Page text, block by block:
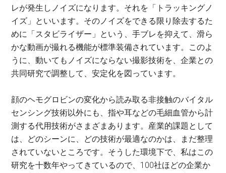
レが発生しノイズになります。それを「トラッキングノ
イズ」といいます。そのノイズをできる限り除去するた
めに「スタビライザー」という、手ブレを抑えて、滑ら
かな動画が撮れる機能が標準装備されています。このよ
うに、動いてもノイズにならない撮影技術を、企業との
共同研究で調整して、安定化を図っています。
顔のヘモグロビンの変化から読み取る非接触のバイタル
センシング技術以外にも、指や耳などの毛細血管から計
測する代用技術がさまざまあります。産業的課題として
は、どのシーンに、どの技術が最適なのかは、まだ整理
されていないところです。そうした環境下で、私はこの
研究を十数年やってきているので、100社ほどの企業か